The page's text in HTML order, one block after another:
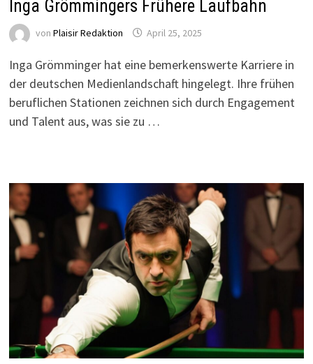
Inga Grömmingers Frühere Laufbahn
von Plaisir Redaktion April 25, 2025
Inga Grömminger hat eine bemerkenswerte Karriere in
der deutschen Medienlandschaft hingelegt. Ihre frühen
beruflichen Stationen zeichnen sich durch Engagement
und Talent aus, was sie zu …